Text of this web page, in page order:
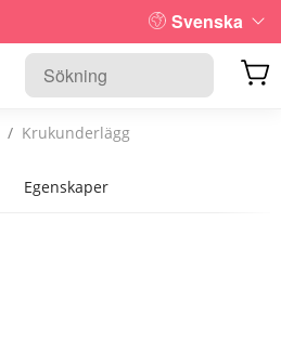
Svenska
/ Krukunderlägg
Egenskaper